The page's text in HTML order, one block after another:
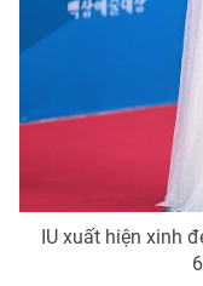
Thị trường 24h
Liên hệ tòa soạn
IU xuất hiện xinh